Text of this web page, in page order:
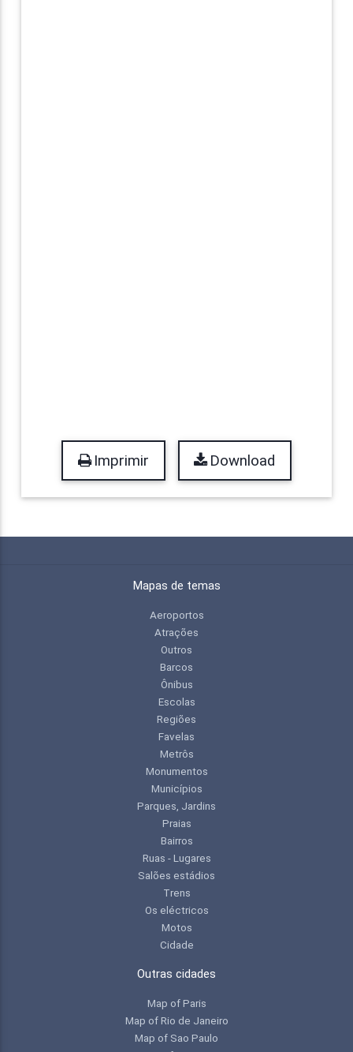
Imprimir Download
Mapas de temas
Aeroportos
Atrações
Outros
Barcos
Ônibus
Escolas
Regiões
Favelas
Metrôs
Monumentos
Municípios
Parques, Jardins
Praias
Bairros
Ruas - Lugares
Salões estádios
Trens
Os eléctricos
Motos
Cidade
Outras cidades
Map of Paris
Map of Rio de Janeiro
Map of Sao Paulo